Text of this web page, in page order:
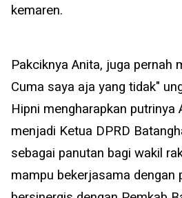
kemaren.
Pakciknya Anita, juga pernah
Cuma saya aja yang tidak"
Hipni mengharapkan putrinya
menjadi Ketua DPRD
sebagai panutan bagi wakil
mampu bekerjasama dengan